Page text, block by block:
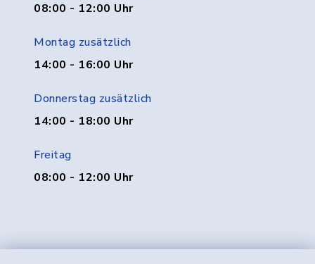
08:00 - 12:00 Uhr
Montag zusätzlich
14:00 - 16:00 Uhr
Donnerstag zusätzlich
14:00 - 18:00 Uhr
Freitag
08:00 - 12:00 Uhr